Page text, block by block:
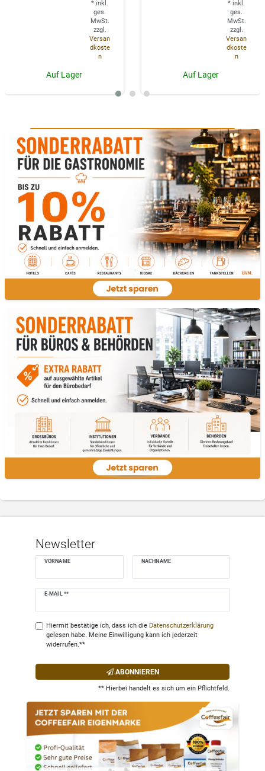
* inkl.
ges.
MwSt.
zzgl.
Versan
dkoste
n
Auf Lager
* inkl.
ges.
MwSt.
zzgl.
Versan
dkoste
n
Auf Lager
Newsletter
VORNAME NACHNAME
E-MAIL **
Newsletter
Hiermit bestätige ich, dass ich die Daten­schutz­erklärung
gelesen habe. Meine Einwilligung kann ich jederzeit
widerrufen.**
ABONNIEREN
** Hierbei handelt es sich um ein Pflichtfeld.